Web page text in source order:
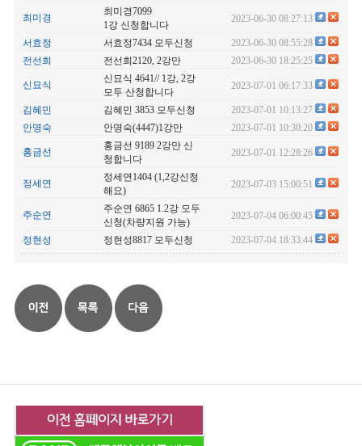
최미경
최미경7099
1강 신청합니다
2023-06-30 08:27:13
서효정 서효정7434 모두신청
2023-06-30 08:55:28
전선희
전선희2120, 2강만 2023-06-30 18:25:25
신묘식
신묘식 4641// 1강, 2강
모두 산청합니다
2023-07-01 06:17:33
김혜민 김혜민 3853 모두신청
2023-07-01 10:13:27
안명숙
안명숙(4447)1강만 2023-07-01 10:30:20
홍금선
홍금선 9189 2강만 신
청합니다
2023-07-01 12:28:26
정세연
정세연1404 (1,2강신청
해요)
2023-07-03 15:00:51
주순연
주순연 6865 1.2강 모두
신청(차량지원 가능)
2023-07-04 06:00:45
정현성 정현성8817 모두신청 2023-07-04 18:33:44